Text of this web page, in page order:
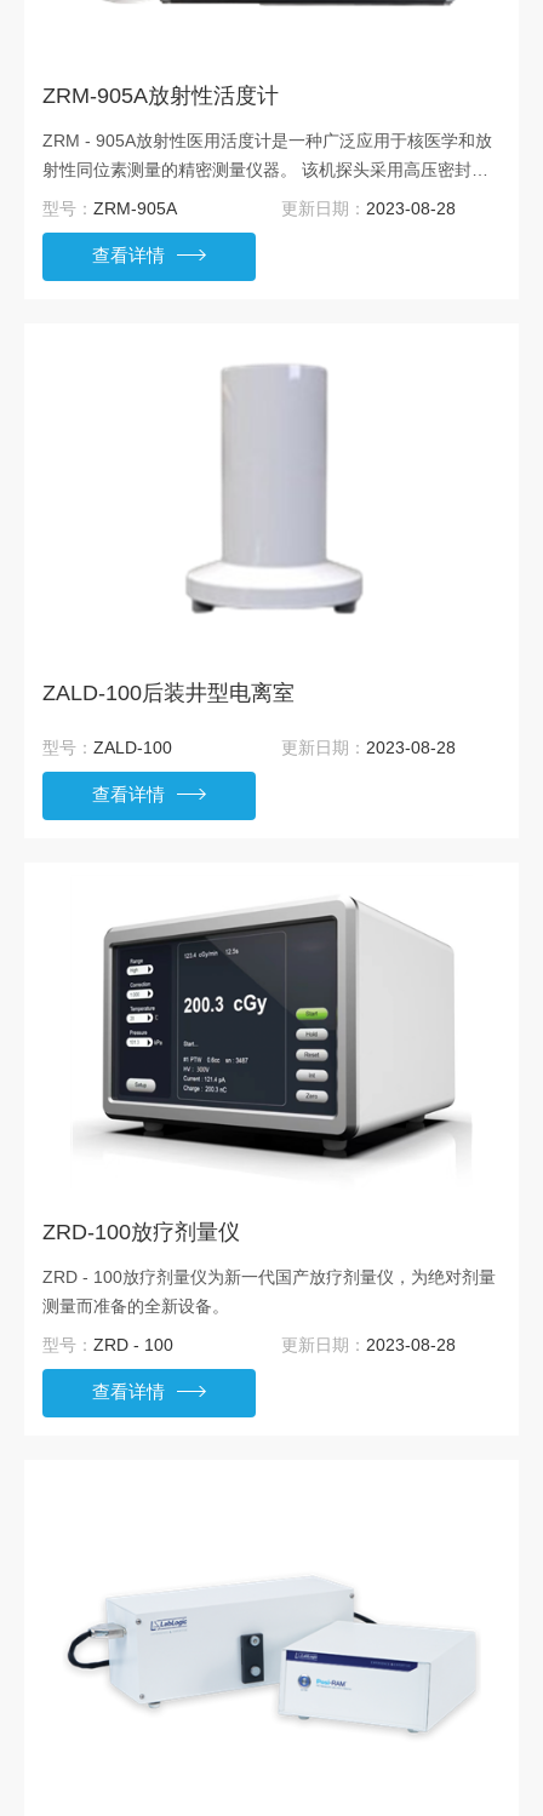
ZRM-905A放射性活度计
ZRM - 905A放射性医用活度计是一种广泛应用于核医学和放
射性同位素测量的精密测量仪器。 该机探头采用高压密封井
型电离室，操作简单，测量快速、精确。测量范围宽广并自动
在中文 Windows平台上对话活度计进行操作，测量结果可存
储及直接打印。
型号： ZRM-905A 更新日期： 2023-08-28
查看详情
ZALD-100后装井型电离室
型号： ZALD-100 更新日期： 2023-08-28
查看详情
ZRD-100放疗剂量仪
ZRD - 100放疗剂量仪为新一代国产放疗剂量仪，为绝对剂量
测量而准备的全新设备。
型号： ZRD - 100 更新日期： 2023-08-28
查看详情